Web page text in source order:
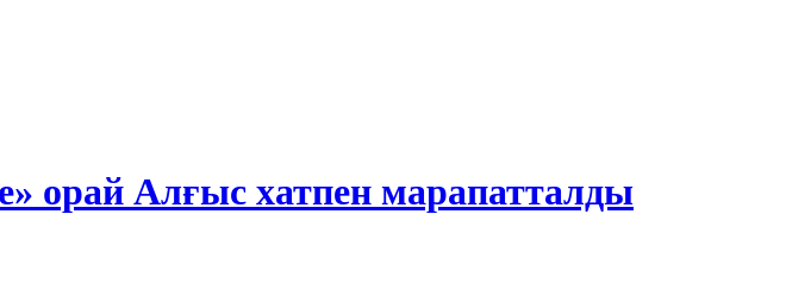
орай Алғыс хатпен марапатталды